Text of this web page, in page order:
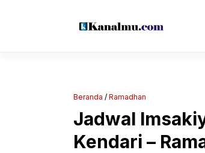
Beranda / Ramadhan
Jadwal
Kendari –